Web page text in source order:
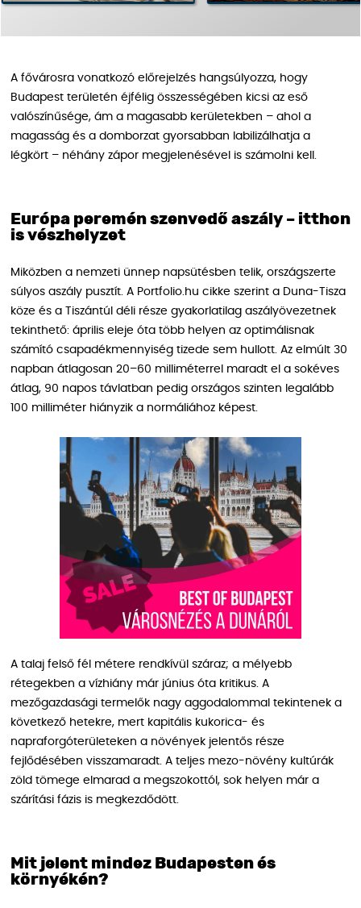
A fővárosra vonatkozó előrejelzés hangsúlyozza, hogy
Budapest területén éjfélig összességében kicsi az eső
valószínűsége, ám a magasabb kerületekben – ahol a
magasság és a domborzat gyorsabban labilizálhatja a
légkört – néhány zápor megjelenésével is számolni kell.
Európa peremén szenvedő aszály – itthon
is vészhelyzet
Miközben a nemzeti ünnep napsütésben telik, országszerte
súlyos aszály pusztít. A Portfolio.hu cikke szerint a Duna-Tisza
köze és a Tiszántúl déli része gyakorlatilag aszályövezetnek
tekinthető: április eleje óta több helyen az optimálisnak
számító csapadékmennyiség tizede sem hullott. Az elmúlt 30
napban átlagosan 20–60 milliméterrel maradt el a sokéves
átlag, 90 napos távlatban pedig országos szinten legalább
100 milliméter hiányzik a normáliához képest.
A talaj felső fél métere rendkívül száraz; a mélyebb
rétegekben a vízhiány már június óta kritikus. A
mezőgazdasági termelők nagy aggodalommal tekintenek a
következő hetekre, mert kapitális kukorica- és
napraforgóterületeken a növények jelentős része
fejlődésében visszamaradt. A teljes mezo-növény kultúrák
zöld tömege elmarad a megszokottól, sok helyen már a
szárítási fázis is megkezdődött.
Mit jelent mindez Budapesten és
környékén?